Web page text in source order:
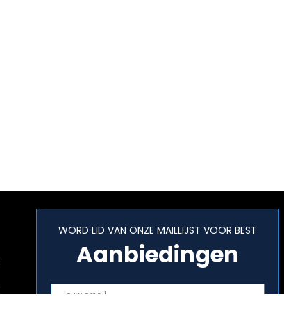
WORD LID VAN ONZE MAILLIJST VOOR BEST
Aanbiedingen